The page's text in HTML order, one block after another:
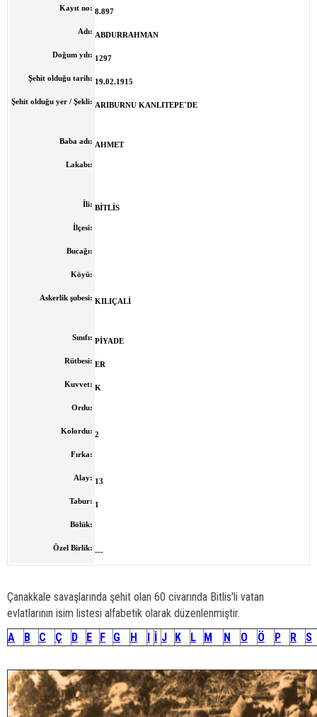
Kayıt no: 8.897
Adı: ABDURRAHMAN
Doğum yılı: 1297
Şehit olduğu tarih: 19.02.1915
Şehit olduğu yer / Şekli: ARIBURNU KANLITEPE`DE
Baba adı: AHMET
Lakabı:
İli: BİTLİS
İlçesi:
Bucağı:
Köyü:
Askerlik şubesi: KILIÇALİ
Sınıfı: PİYADE
Rütbesi: ER
Kuvvet: K
Ordu:
Kolordu: 2
Fırka:
Alay: 13
Tabur: 1
Bölük:
Özel Birlik: ---
Çanakkale savaşlarında şehit olan 60 civarında Bitlis'li vatan
evlatlarının isim listesi alfabetik olarak düzenlenmiştir.
A
B C Ç D E F G H I İ J K L M N O Ö P R S